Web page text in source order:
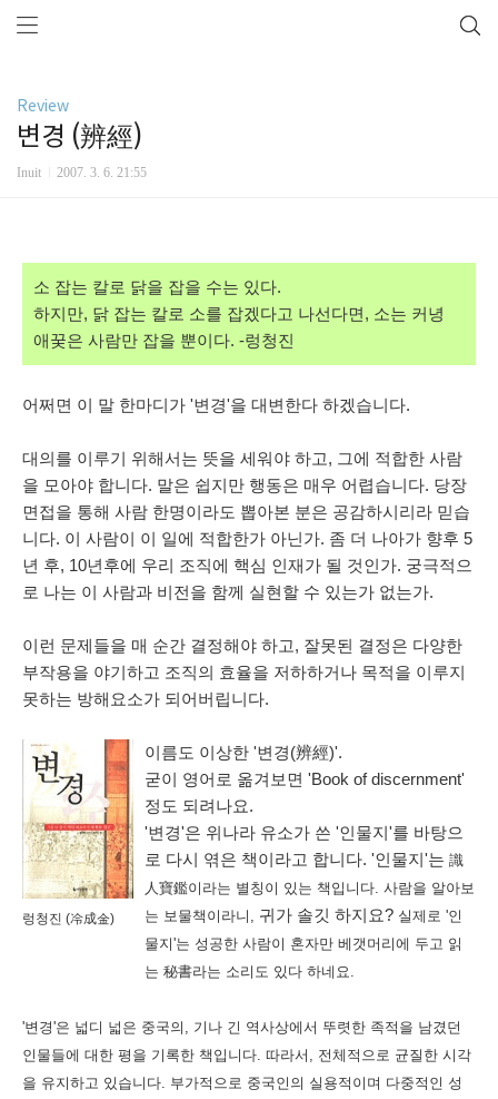
Review
변경 (辨經)
Inuit 2007. 3. 6. 21:55
소 잡는 칼로 닭을 잡을 수는 있다.
하지만, 닭 잡는 칼로 소를 잡겠다고 나선다면, 소는 커녕
애꿎은 사람만 잡을 뿐이다. -렁청진
어쩌면 이 말 한마디가 '변경'을 대변한다 하겠습니다.
대의를 이루기 위해서는 뜻을 세워야 하고, 그에 적합한 사람
을 모아야 합니다. 말은 쉽지만 행동은 매우 어렵습니다. 당장
면접을 통해 사람 한명이라도 뽑아본 분은 공감하시리라 믿습
니다. 이 사람이 이 일에 적합한가 아닌가. 좀 더 나아가 향후 5
년 후, 10년후에 우리 조직에 핵심 인재가 될 것인가. 궁극적으
로 나는 이 사람과 비전을 함께 실현할 수 있는가 없는가.
이런 문제들을 매 순간 결정해야 하고, 잘못된 결정은 다양한
부작용을 야기하고 조직의 효율을 저하하거나 목적을 이루지
못하는 방해요소가 되어버립니다.
렁청진 (冷成金)
이름도 이상한 '변경(辨經)'.
굳이 영어로 옮겨보면 'Book of discernment'
정도 되려나요.
'변경'은 위나라 유소가 쓴 '인물지'를 바탕으
로 다시 엮은 책이라고 합니다. '인물지'는 識
人寶鑑이라는 별칭이 있는 책입니다. 사람을 알아보
는 보물책이라니, 귀가 솔깃 하지요? 실제로 '인
물지'는 성공한 사람이 혼자만 베갯머리에 두고 읽
는 秘書라는 소리도 있다 하네요.
'변경'은 넓디 넓은 중국의, 기나 긴 역사상에서 뚜렷한 족적을 남겼던
인물들에 대한 평을 기록한 책입니다. 따라서, 전체적으로 균질한 시각
을 유지하고 있습니다. 부가적으로 중국인의 실용적이며 다중적인 성